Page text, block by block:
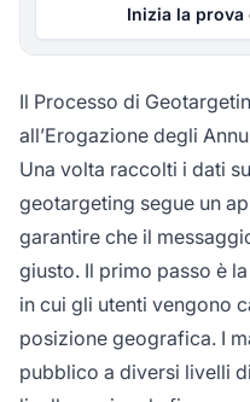
Inizia la
Il Processo di
all’Erogazione degli
Una volta raccolti i dati
geotargeting segue un
garantire che il
giusto. Il primo passo è la
in cui gli utenti vengono
posizione geografica. I
pubblico a diversi livelli